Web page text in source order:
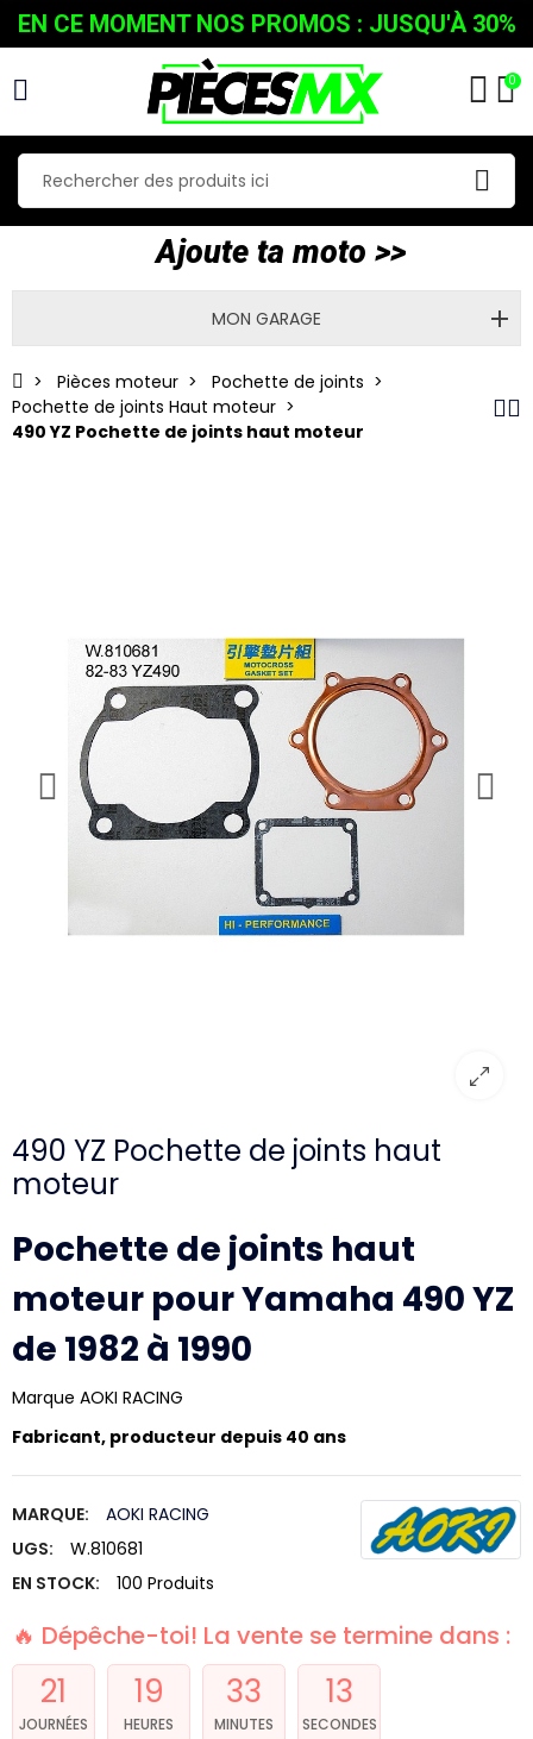
EN CE MOMENT NOS PROMOS : JUSQU'À 30%
0
Ajoute ta moto >>
MON GARAGE
Pièces moteur
Pochette de joints
Pochette de joints Haut moteur
490 YZ Pochette de joints haut moteur
490 YZ Pochette de joints haut
moteur
Pochette de joints haut
moteur pour Yamaha 490 YZ
de 1982 à 1990
Marque AOKI RACING
Fabricant, producteur depuis 40 ans
MARQUE:
AOKI RACING
UGS:
W.810681
EN STOCK:
100 Produits
🔥 Dépêche-toi! La vente se termine dans :
21
JOURNÉES
19
HEURES
33
MINUTES
13
SECONDES